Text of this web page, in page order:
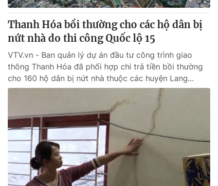
Thanh Hóa bồi thường cho các hộ dân bị
nứt nhà do thi công Quốc lộ 15
VTV.vn - Ban quản lý dự án đầu tư công trình giao
thông Thanh Hóa đã phối hợp chi trả tiền bồi thường
cho 160 hộ dân bị nứt nhà thuộc các huyện Lang...